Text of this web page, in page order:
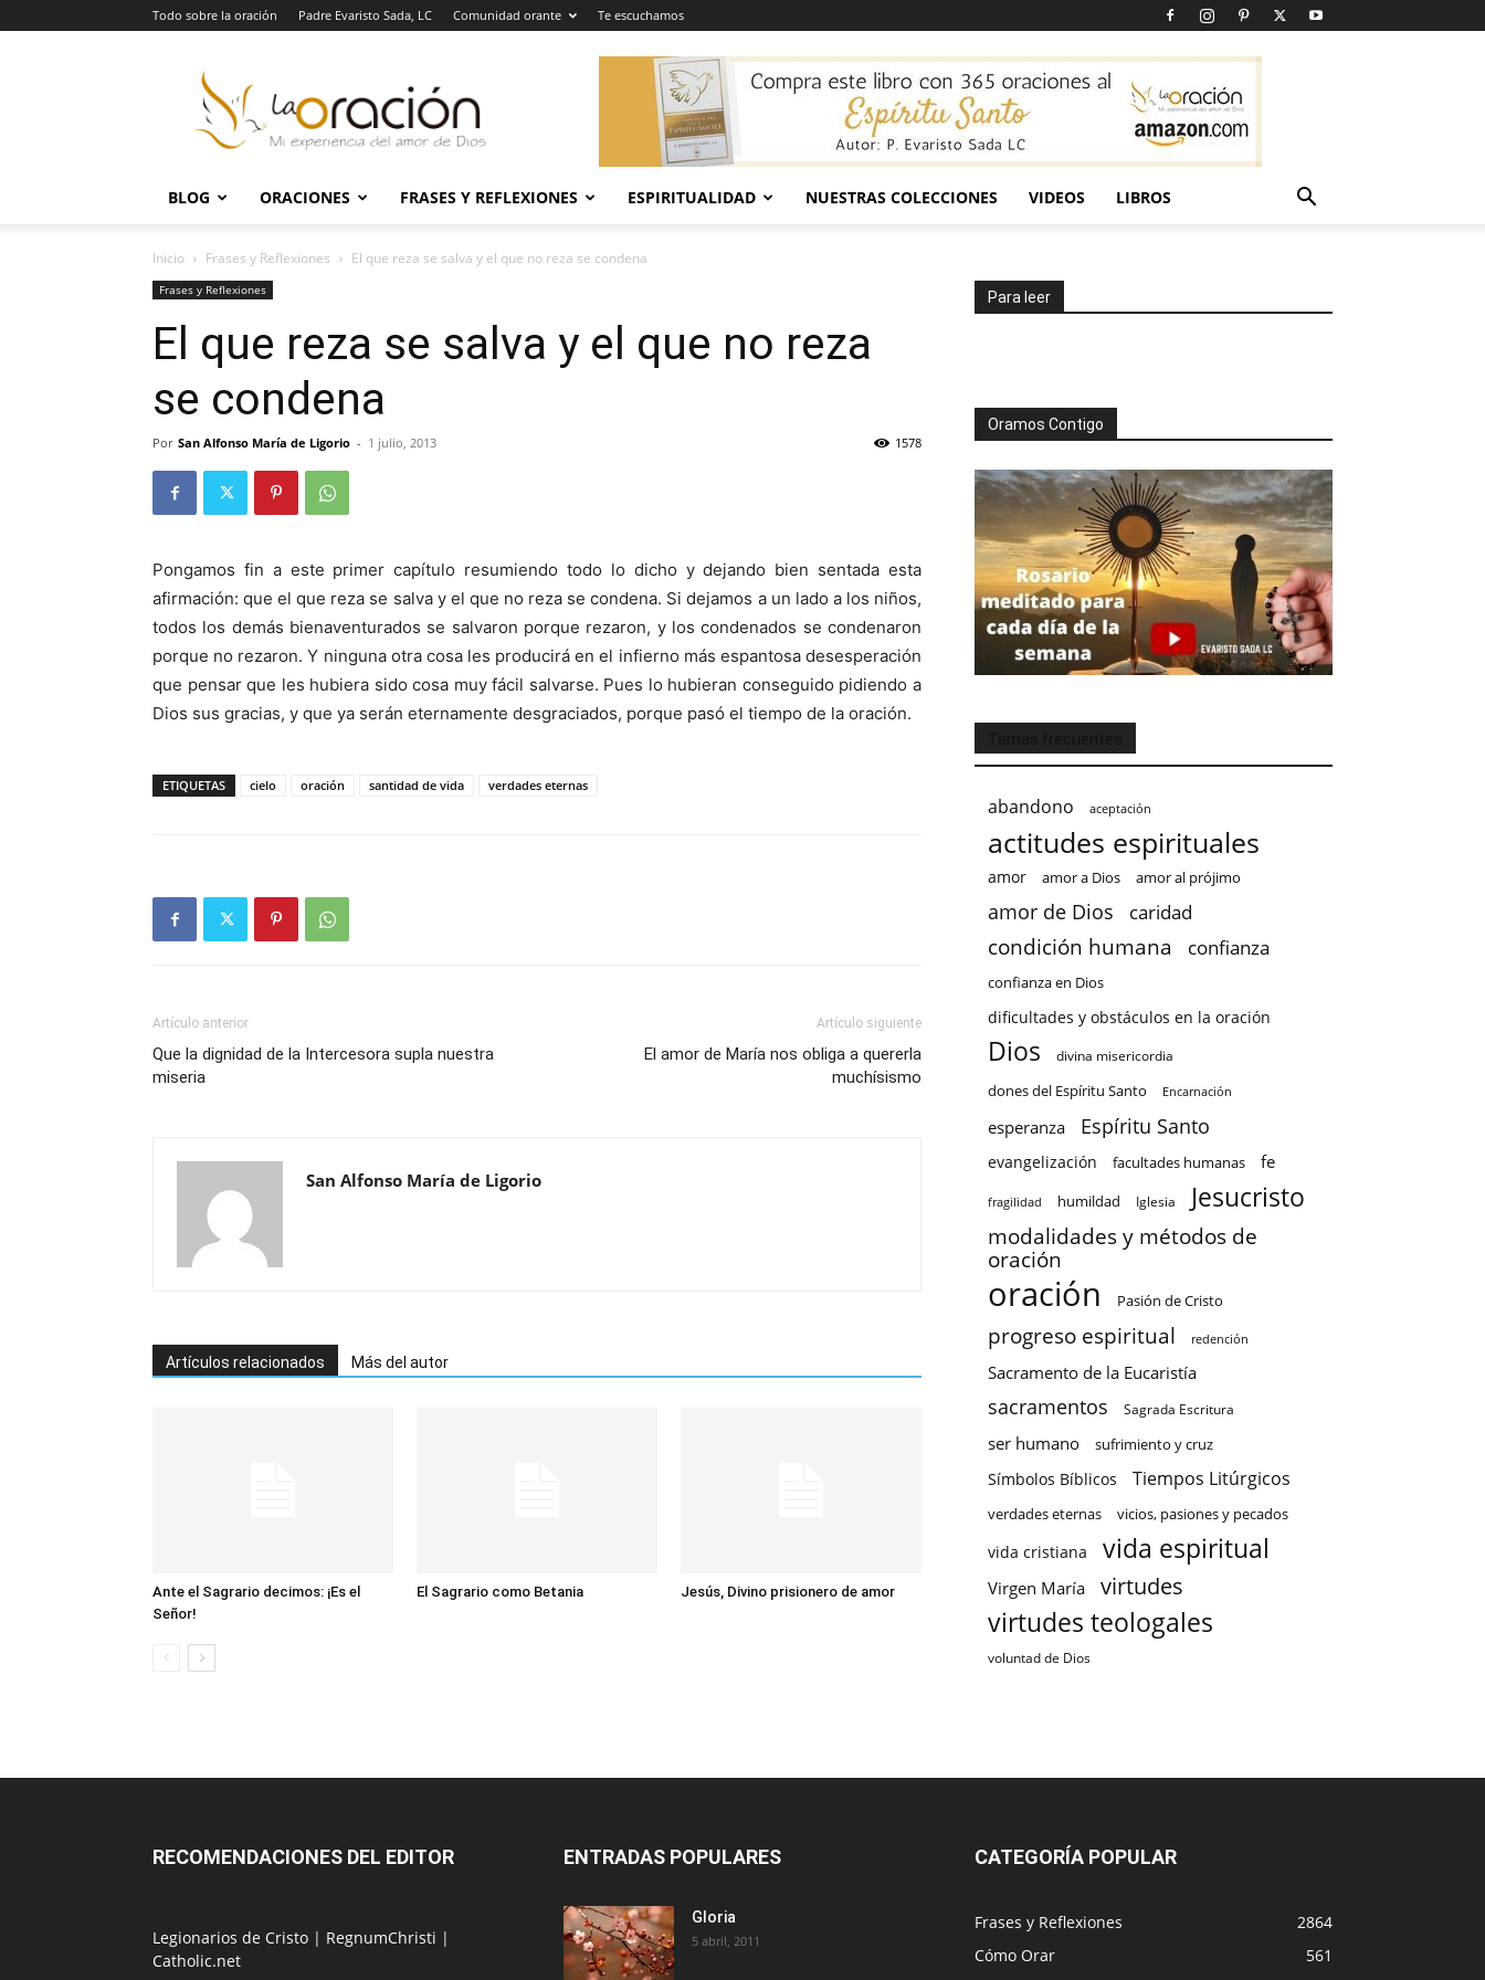
Todo sobre la oración Padre Evaristo Sada, LC Comunidad orante Te escuchamos
Oración
BLOG ORACIONES FRASES Y REFLEXIONES ESPIRITUALIDAD NUESTRAS COLECCIONES VIDEOS LIBROS
Inicio Frases y Reflexiones El que reza se salva y el que no reza se condena
Frases y Reflexiones
El que reza se salva y el que no reza
se condena
Por San Alfonso María de Ligorio - 1 julio, 2013 1578
Pongamos fin a este primer capítulo resumiendo todo lo dicho y dejando bien sentada esta
afirmación: que el que reza se salva y el que no reza se condena. Si dejamos a un lado a los niños,
todos los demás bienaventurados se salvaron porque rezaron, y los condenados se condenaron
porque no rezaron. Y ninguna otra cosa les producirá en el infierno más espantosa desesperación
que pensar que les hubiera sido cosa muy fácil salvarse. Pues lo hubieran conseguido pidiendo a
Dios sus gracias, y que ya serán eternamente desgraciados, porque pasó el tiempo de la oración.
ETIQUETAS cielo oración santidad de vida verdades eternas
Artículo anterior
Que la dignidad de la Intercesora supla nuestra
miseria
Artículo siguiente
El amor de María nos obliga a quererla
muchísismo
San Alfonso María de Ligorio
Artículos relacionados Más del autor
Ante el Sagrario decimos: ¡Es el
Señor!
El Sagrario como Betania Jesús, Divino prisionero de amor
Para leer
Oramos Contigo
abandono aceptación
actitudes espirituales
amor amor a Dios amor al prójimo
amor de Dios caridad
condición humana confianza
confianza en Dios
dificultades y obstáculos en la oración
Dios divina misericordia
dones del Espíritu Santo Encarnación
esperanza Espíritu Santo
evangelización facultades humanas fe
fragilidad humildad Iglesia Jesucristo
modalidades y métodos de
oración
oración Pasión de Cristo
progreso espiritual redención
Sacramento de la Eucaristía
sacramentos Sagrada Escritura
ser humano sufrimiento y cruz
Símbolos Bíblicos Tiempos Litúrgicos
verdades eternas vicios, pasiones y pecados
vida cristiana vida espiritual
Virgen María virtudes
virtudes teologales
voluntad de Dios
RECOMENDACIONES DEL EDITOR
Legionarios de Cristo | RegnumChristi |
Catholic.net
ENTRADAS POPULARES
Gloria
5 abril, 2011
CATEGORÍA POPULAR
Frases y Reflexiones
2864
Cómo Orar
561